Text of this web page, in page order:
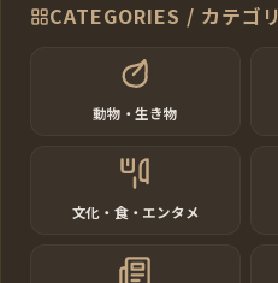
CATEGORIES / カテゴリ
動物・生き物
文化・食・エンタメ